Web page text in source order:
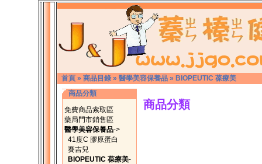
首頁 » 商品目錄 » 醫學美容保養品 » BIOPEUTIC 葆療美
商品分類
免費商品索取區
藥局門市銷售區
醫學美容保養品->
41度C 膠原蛋白
賽吉兒
BIOPEUTIC 葆療美-
商品分類